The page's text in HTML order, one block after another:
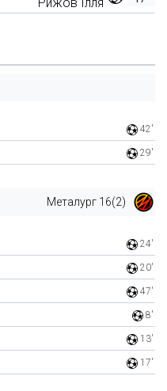
42'
29'
Металург 16(2)
24'
20'
47'
8'
13'
17'